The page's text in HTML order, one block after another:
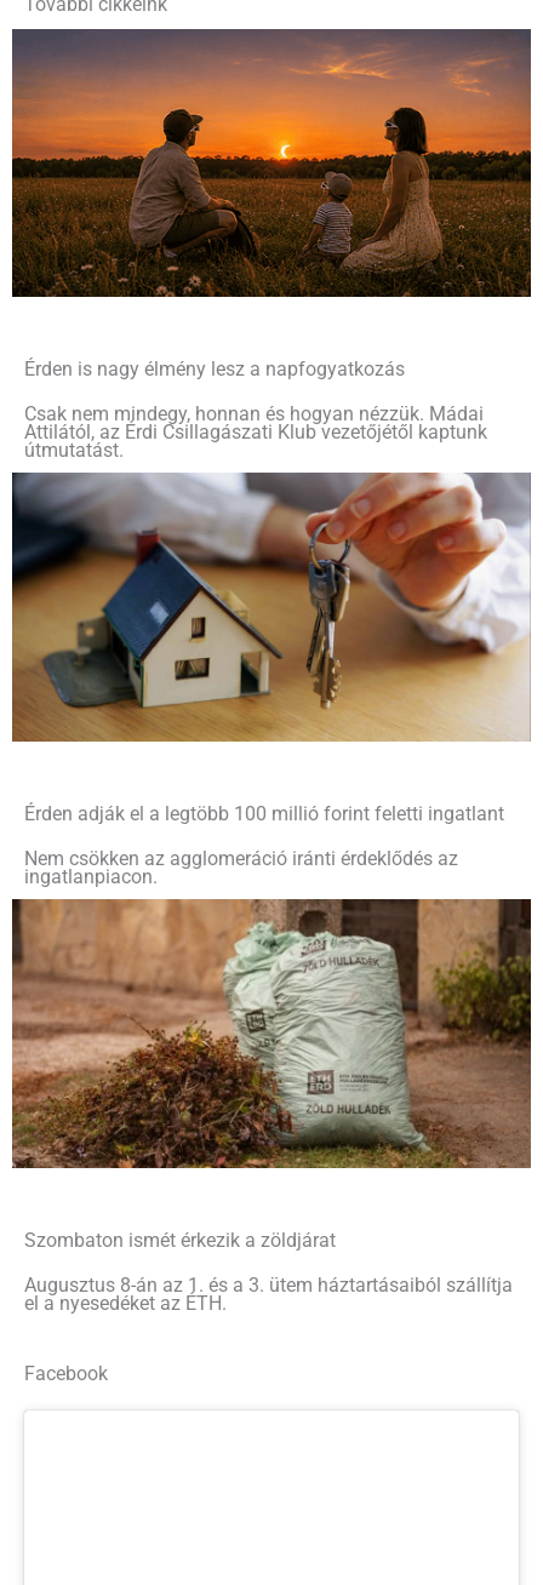
További cikkeink
Érden is nagy élmény lesz a napfogyatkozás
Csak nem mindegy, honnan és hogyan nézzük. Mádai
Attilától, az Érdi Csillagászati Klub vezetőjétől kaptunk
útmutatást.
Érden adják el a legtöbb 100 millió forint feletti ingatlant
Nem csökken az agglomeráció iránti érdeklődés az
ingatlanpiacon.
Szombaton ismét érkezik a zöldjárat
Augusztus 8-án az 1. és a 3. ütem háztartásaiból szállítja
el a nyesedéket az ÉTH.
Facebook